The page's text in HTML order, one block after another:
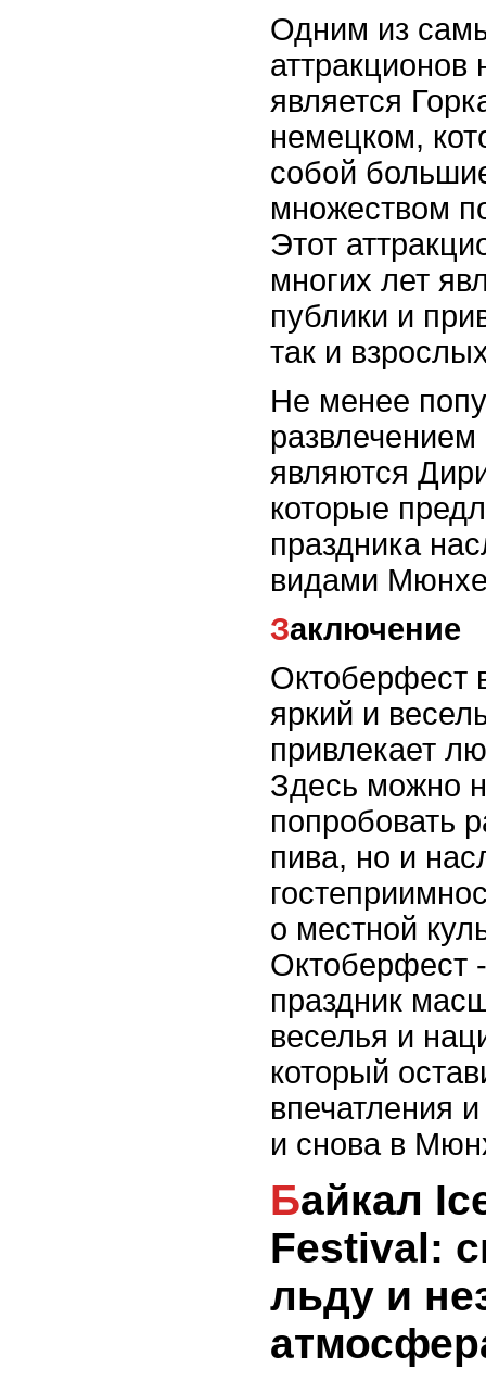
Одним из
является
немецком,
собой
множеством
Этот
многих лет
публики и
так и
Не менее
являются
которые
праздника
видами
Заключение
Октоберфест
яркий и
привлекает
Здесь можно
попробовать
пива, но и
о местной
Октоберфест
праздник
веселья и
который
впечатления
и снова в
Байкал Ice Music
Festival:
льду и